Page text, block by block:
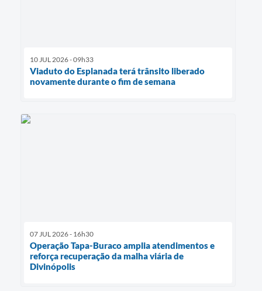
10 JUL 2026 - 09h33
Viaduto do Esplanada terá trânsito liberado
novamente durante o fim de semana
07 JUL 2026 - 16h30
Operação Tapa-Buraco amplia atendimentos e
reforça recuperação da malha viária de
Divinópolis